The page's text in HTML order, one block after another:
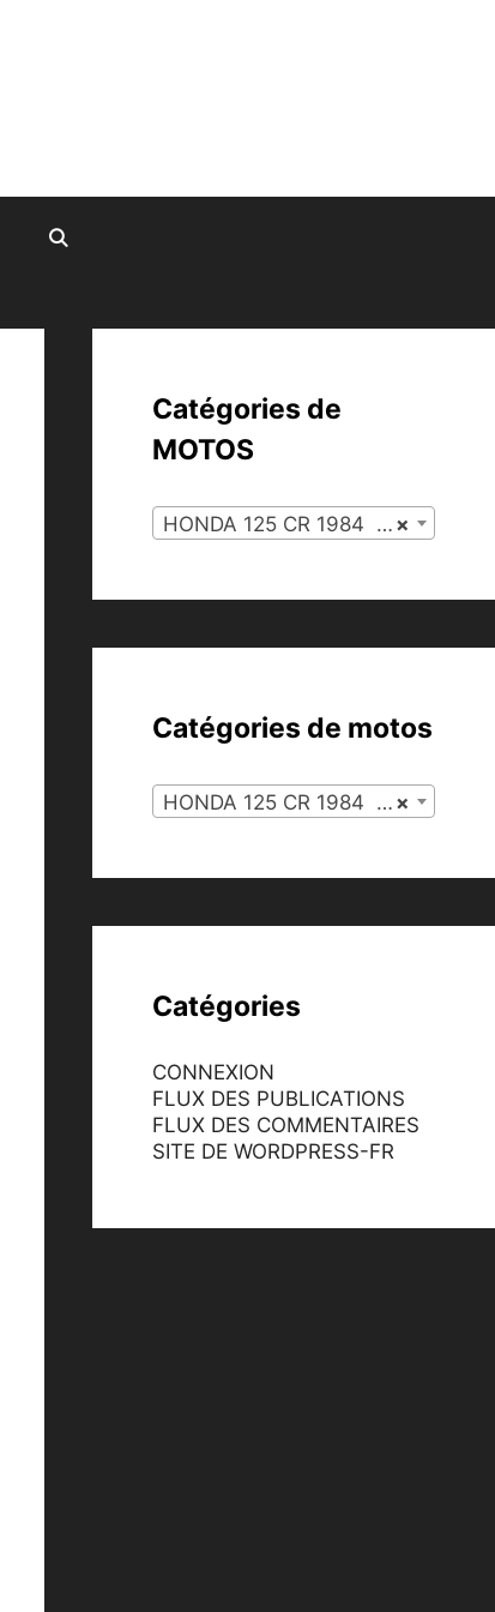
Catégories de
MOTOS
×
HONDA 125 CR 1984 (41)
Catégories de motos
×
HONDA 125 CR 1984 (41)
Catégories
CONNEXION
FLUX DES PUBLICATIONS
FLUX DES COMMENTAIRES
SITE DE WORDPRESS-FR